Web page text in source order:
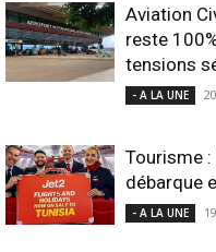
Aviation
reste
tensions
- A LA UNE
Tourisme
débarque
- A LA UNE